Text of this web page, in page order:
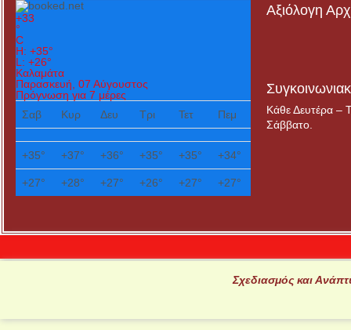
+33
°
C
H: +35°
L: +26°
Καλαμάτα
Παρασκευή, 07 Αύγουστος
Πρόγνωση για 7 μέρες
Σαβ
Κυρ Δευ Τρι Τετ Πεμ
+35° +37° +36° +35° +35° +34°
+27° +28° +27° +26° +27° +27°
Αξιόλογη
Κάθε Δευτέρα –
Σάββατο.
Σχεδιασμός και